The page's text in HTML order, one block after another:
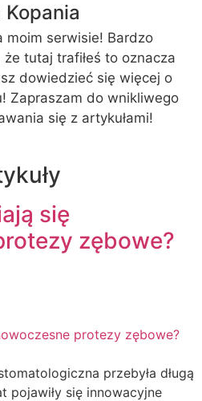
moim serwisie! Bardzo
że tutaj trafiłeś to oznacza
dowiedzieć się więcej o
Zapraszam do wnikliwego
się z artykułami!
się
zębowe?
przebyła długą
pojawiły się innowacyjne